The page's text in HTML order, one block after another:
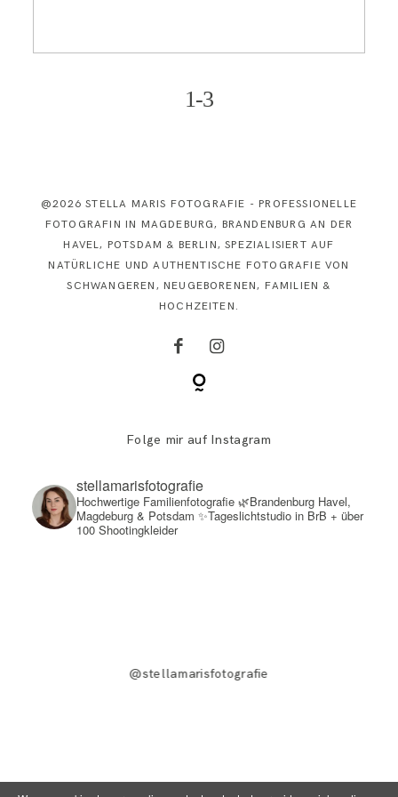
1-3
@2026 STELLA MARIS FOTOGRAFIE - PROFESSIONELLE
FOTOGRAFIN IN MAGDEBURG, BRANDENBURG AN DER
HAVEL, POTSDAM & BERLIN, SPEZIALISIERT AUF
NATÜRLICHE UND AUTHENTISCHE FOTOGRAFIE VON
SCHWANGEREN, NEUGEBORENEN, FAMILIEN &
HOCHZEITEN.
Folge mir auf Instagram
@stellamarisfotografie
stellamarisfotografie
Hochwertige Familienfotografie🌿Brandenburg Havel,
Magdeburg & Potsdam ✨Tageslichtstudio in BrB + über
100 Shootingkleider